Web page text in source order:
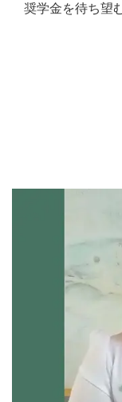
奨学金を待ち望